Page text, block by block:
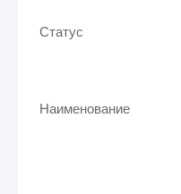
Статус
Наименование